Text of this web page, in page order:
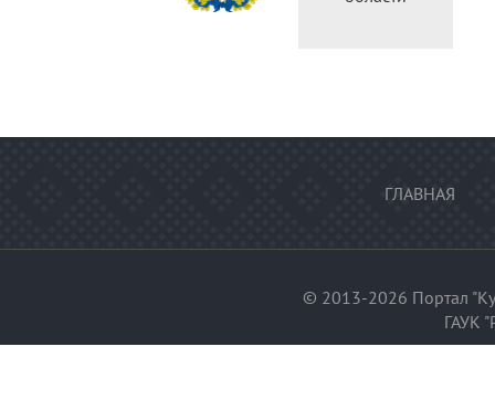
ГЛАВНАЯ
© 2013-2026 Портал
ГАУК